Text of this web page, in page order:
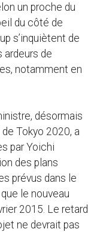
un proche du
du côté de
s’inquiètent de
de
notamment en
désormais
Tokyo 2020, a
par Yoichi
des plans
prévus dans le
le nouveau
2015. Le retard
ne devrait pas